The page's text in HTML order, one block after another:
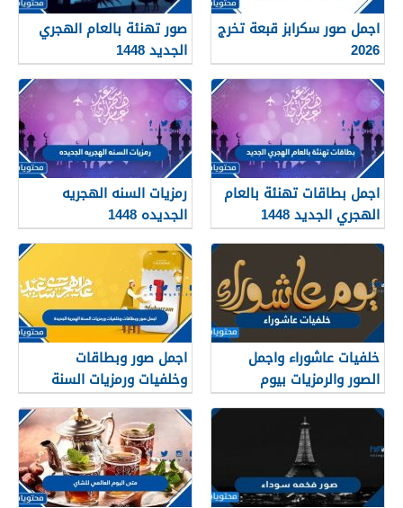
اجمل صور سكرابز قبعة تخرج
2026
صور تهنئة بالعام الهجري
الجديد 1448
اجمل بطاقات تهنئة بالعام
الهجري الجديد 1448
رمزيات السنه الهجريه
الجديده 1448
خلفيات عاشوراء واجمل
الصور والرمزيات بيوم
عاشوراء 1448/2026
اجمل صور وبطاقات
وخلفيات ورمزيات السنة
الهجرية الجديدة 1448